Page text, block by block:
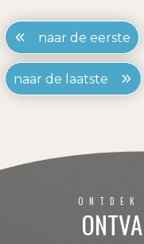
naar de eerste
naar de laatste
ONTDEK